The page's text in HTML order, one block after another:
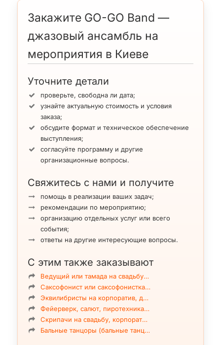
Закажите GO-GO Band —
джазовый ансамбль на
мероприятия в Киеве
Уточните детали
проверьте, свободна ли дата;
узнайте актуальную стоимость и условия
заказа;
обсудите формат и техническое обеспечение
выступления;
согласуйте программу и другие
организационные вопросы.
Свяжитесь с нами и получите
помощь в реализации ваших задач;
рекомендации по мероприятию;
организацию отдельных услуг или всего
события;
ответы на другие интересующие вопросы.
С этим также заказывают
Ведущий или тамада на свадьбу…
Саксофонист или саксофонистка…
Эквилибристы на корпоратив, д…
Фейерверк, салют, пиротехника…
Скрипачи на свадьбу, корпорат…
Бальные танцоры (бальные танц…